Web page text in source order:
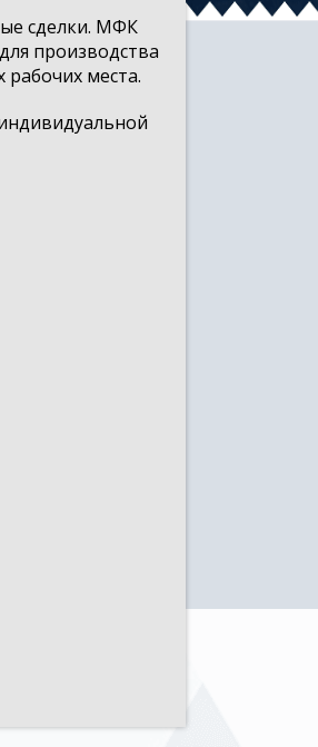
сделки. МФК
производства
места.